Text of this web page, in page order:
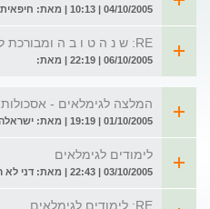
04/10/2005 | 10:13 | מאת: חיפאית
RE: ש נ ה ט ו ב ה ומבורכת לדני,
06/10/2005 | 22:19 | מאת:
המלצה לגימלאים - אסכולות
01/10/2005 | 19:19 | מאת: ישראלה
לימודים לגימלאים
03/10/2005 | 22:43 | מאת: דני לא רופא ולא מטפל
RE: לימודים לגימלאים